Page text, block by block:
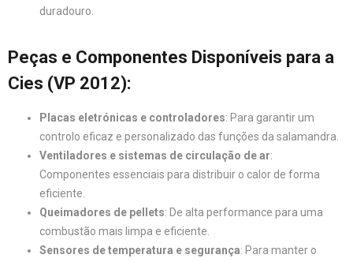
duradouro.
Peças e Componentes Disponíveis para a
Cies (VP 2012):
Placas eletrónicas e controladores: Para garantir um
controlo eficaz e personalizado das funções da salamandra.
Ventiladores e sistemas de circulação de ar:
Componentes essenciais para distribuir o calor de forma
eficiente.
Queimadores de pellets: De alta performance para uma
combustão mais limpa e eficiente.
Sensores de temperatura e segurança: Para manter o